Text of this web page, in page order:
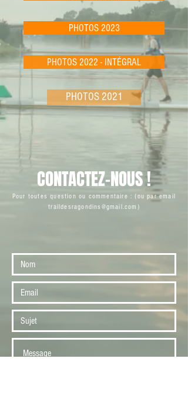
PHOTOS 2023
PHOTOS 2022 - INTÉGRAL
PHOTOS 2021
CONTACTEZ-NOUS !
Pour toutes question ou commentaire : (ou par email
traildesragondins@gmail.com )